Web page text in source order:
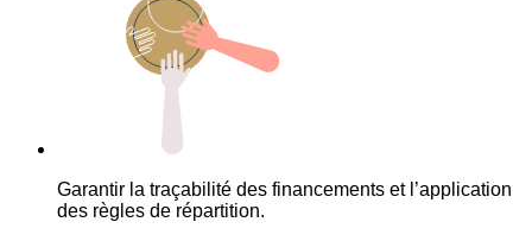
Garantir la traçabilité des financements et l’application
des règles de répartition.